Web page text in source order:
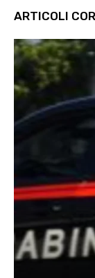
ARTICOLI